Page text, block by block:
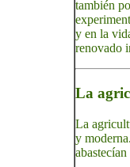
también
y en la
renovado
La
La
y